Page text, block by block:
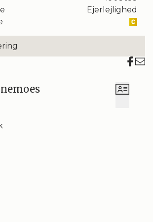
rådighed samt parkering lige
i en entré, hvorfra der er
øvrige rum. Ret fremme når
opholdsrum. Stuen er
og behageligt lysindfald. Den rå
den spændende
af den fortræffelige
være rummets størrelse er det
både spisebord og sofagruppe.
Ejerlejlighed